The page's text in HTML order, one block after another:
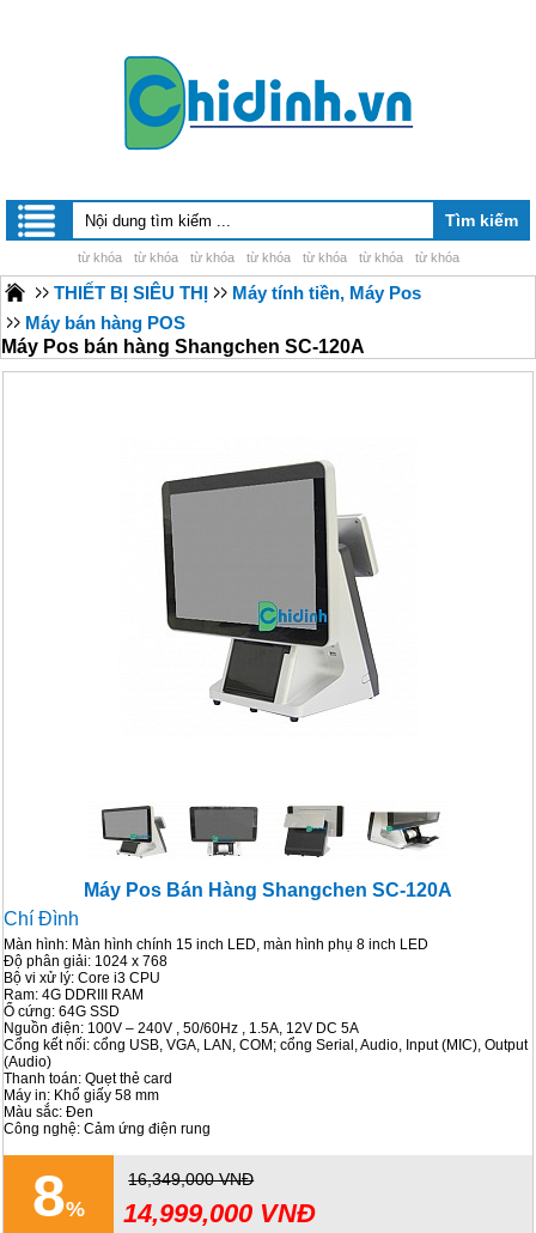
từ khóa từ khóa từ khóa từ khóa từ khóa từ khóa từ khóa
THIẾT BỊ SIÊU THỊ
Máy tính tiền, Máy Pos
Máy bán hàng POS
Máy Pos bán hàng Shangchen SC-120A
Máy Pos Bán Hàng Shangchen SC-120A
Chí Đình
Màn hình: Màn hình chính 15 inch LED, màn hình phụ 8 inch LED
Độ phân giải: 1024 x 768
Bộ vi xử lý: Core i3 CPU
Ram: 4G DDRIII RAM
Ổ cứng: 64G SSD
Nguồn điện: 100V – 240V , 50/60Hz , 1.5A, 12V DC 5A
Cổng kết nối: cổng USB, VGA, LAN, COM; cổng Serial, Audio, Input (MIC), Output
(Audio)
Thanh toán: Quẹt thẻ card
Máy in: Khổ giấy 58 mm
Màu sắc: Đen
Công nghệ: Cảm ứng điện rung
14,999,000 VNĐ
16,349,000 VNĐ
8